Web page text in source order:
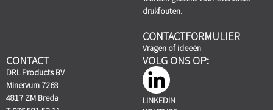
drukfouten.
CONTACTFORMULIER
Vragen of ideeën
CONTACT
DRL Products BV
Minervum 7268
4817 ZM Breda
VOLG ONS OP:
LINKEDIN